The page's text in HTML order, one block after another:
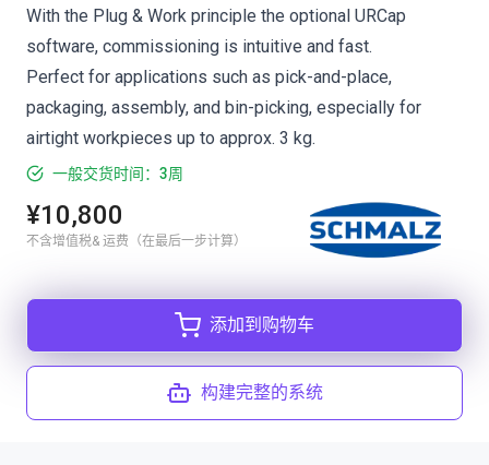
With the Plug & Work principle the optional URCap
software, commissioning is intuitive and fast.
Perfect for applications such as pick-and-place,
packaging, assembly, and bin-picking, especially for
airtight workpieces up to approx. 3 kg.
一般交货时间：3周
¥10,800
不含增值税& 运费（在最后一步计算）
添加到购物车
构建完整的系统